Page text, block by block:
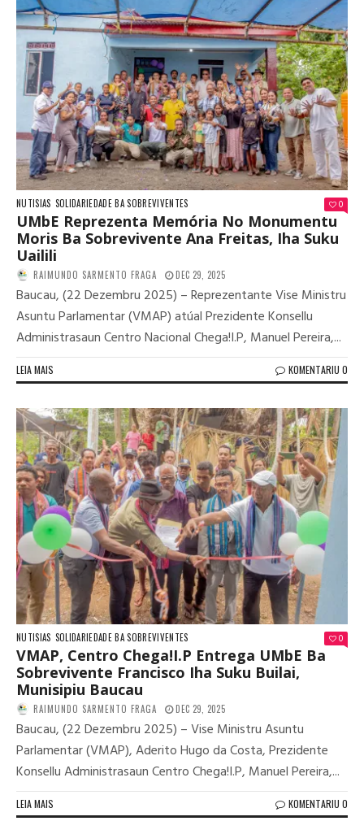
NUTISIAS SOLIDARIEDADE BA SOBREVIVENTES 0
UMbE Reprezenta Memória No Monumentu
Moris Ba Sobrevivente Ana Freitas, Iha Suku
Uailili
RAIMUNDO SARMENTO FRAGA DEC 29, 2025
Baucau, (22 Dezembru 2025) – Reprezentante Vise Ministru
Asuntu Parlamentar (VMAP) atúal Prezidente Konsellu
Administrasaun Centro Nacional Chega!I.P, Manuel Pereira,...
LEIA MAIS KOMENTARIU 0
NUTISIAS SOLIDARIEDADE BA SOBREVIVENTES 0
VMAP, Centro Chega!I.P Entrega UMbE Ba
Sobrevivente Francisco Iha Suku Builai,
Munisipiu Baucau
RAIMUNDO SARMENTO FRAGA DEC 29, 2025
Baucau, (22 Dezembru 2025) – Vise Ministru Asuntu
Parlamentar (VMAP), Aderito Hugo da Costa, Prezidente
Konsellu Administrasaun Centro Chega!I.P, Manuel Pereira,...
LEIA MAIS KOMENTARIU 0